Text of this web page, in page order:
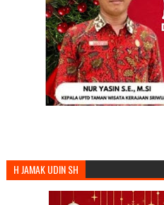
H JAMAK UDIN SH